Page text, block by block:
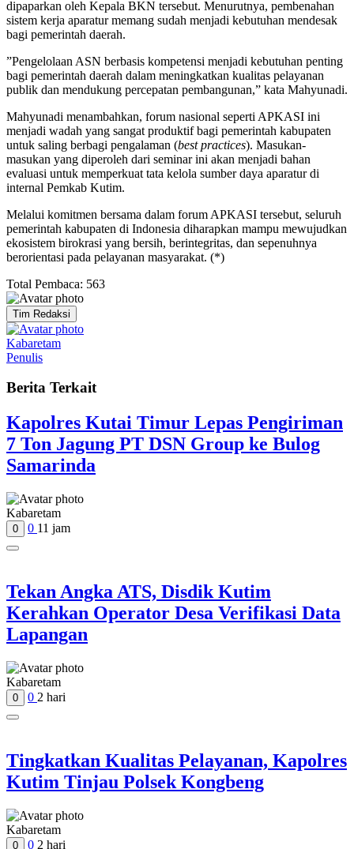
dipaparkan oleh Kepala BKN tersebut. Menurutnya, pembenahan
sistem kerja aparatur memang sudah menjadi kebutuhan mendesak
bagi pemerintah daerah.
​”Pengelolaan ASN berbasis kompetensi menjadi kebutuhan penting
bagi pemerintah daerah dalam meningkatkan kualitas pelayanan
publik dan mendukung percepatan pembangunan,” kata Mahyunadi.
​Mahyunadi menambahkan, forum nasional seperti APKASI ini
menjadi wadah yang sangat produktif bagi pemerintah kabupaten
untuk saling berbagi pengalaman (best practices). Masukan-
masukan yang diperoleh dari seminar ini akan menjadi bahan
evaluasi untuk memperkuat tata kelola sumber daya aparatur di
internal Pemkab Kutim.
​Melalui komitmen bersama dalam forum APKASI tersebut, seluruh
pemerintah kabupaten di Indonesia diharapkan mampu mewujudkan
ekosistem birokrasi yang bersih, berintegritas, dan sepenuhnya
berorientasi pada pelayanan masyarakat. (*)
Total Pembaca: 563
Tim Redaksi
Kabaretam
Penulis
Berita Terkait
Kapolres Kutai Timur Lepas Pengiriman
7 Ton Jagung PT DSN Group ke Bulog
Samarinda
Kabaretam
0 0 11 jam
Tekan Angka ATS, Disdik Kutim
Kerahkan Operator Desa Verifikasi Data
Lapangan
Kabaretam
0 0 2 hari
Tingkatkan Kualitas Pelayanan, Kapolres
Kutim Tinjau Polsek Kongbeng
Kabaretam
0 0 2 hari